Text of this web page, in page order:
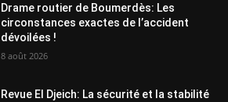
Drame routier de Boumerdès: Les
circonstances exactes de l’accident
dévoilées !
8 août 2026
Revue El Djeich: La sécurité et la stabilité